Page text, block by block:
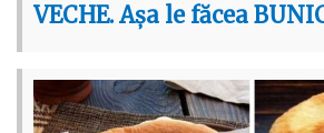
VECHE. Așa le făcea